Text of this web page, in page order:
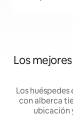
Los
Los
con alberca
ubicación